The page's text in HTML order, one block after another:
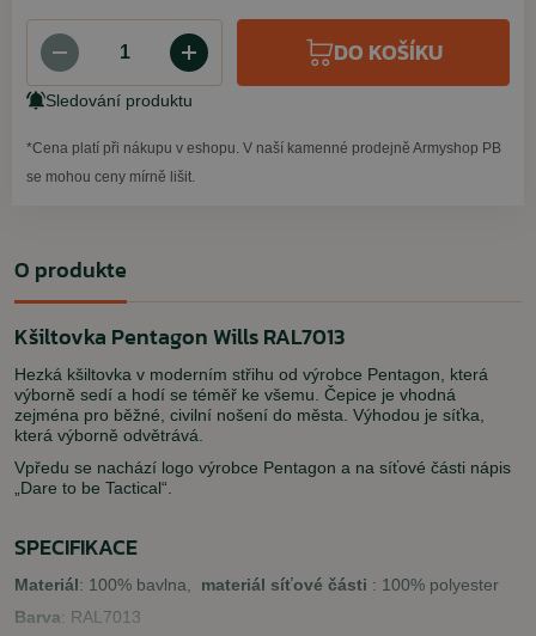
DO KOŠÍKU
Sledování produktu
*Cena platí při nákupu v eshopu. V naší kamenné prodejně Armyshop PB
se mohou ceny mírně lišit.
O produkte
Kšiltovka Pentagon Wills RAL7013
Hezká kšiltovka v moderním střihu od výrobce Pentagon, která
výborně sedí a hodí se téměř ke všemu. Čepice je vhodná
zejména pro běžné, civilní nošení do města. Výhodou je síťka,
která výborně odvětrává.
Vpředu se nachází logo výrobce Pentagon a na síťové části nápis
„Dare to be Tactical“.
SPECIFIKACE
Materiál: 100% bavlna, materiál síťové části : 100% polyester
Barva: RAL7013